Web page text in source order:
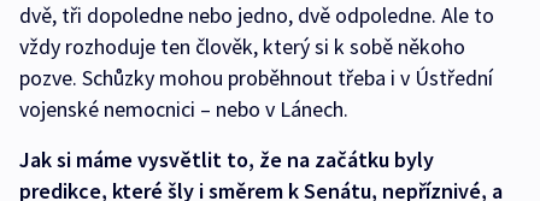
dvě, tři dopoledne nebo jedno, dvě odpoledne. Ale to
vždy rozhoduje ten člověk, který si k sobě někoho
pozve. Schůzky mohou proběhnout třeba i v Ústřední
vojenské nemocnici – nebo v Lánech.
Jak si máme vysvětlit to, že na začátku byly
predikce, které šly i směrem k Senátu, nepříznivé, a